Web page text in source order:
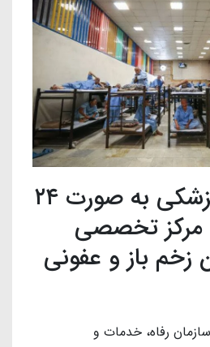
استقرار کادر پزشکی به صورت ۲۴
مرکز تخصصی
زخم باز و عفونی
رفاه، خدمات و